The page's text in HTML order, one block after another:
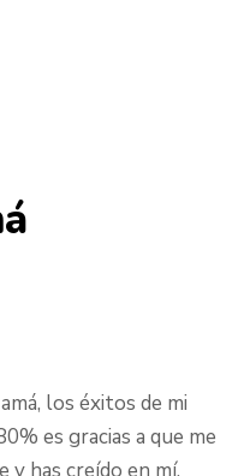
los éxitos de mi
es gracias a que me
y has creído en mí,